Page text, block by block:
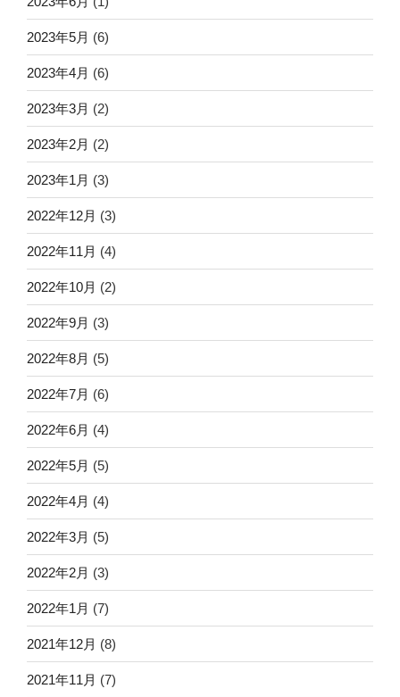
2023年5月 (6)
2023年4月 (6)
2023年3月 (2)
2023年2月 (2)
2023年1月 (3)
2022年12月 (3)
2022年11月 (4)
2022年10月 (2)
2022年9月 (3)
2022年8月 (5)
2022年7月 (6)
2022年6月 (4)
2022年5月 (5)
2022年4月 (4)
2022年3月 (5)
2022年2月 (3)
2022年1月 (7)
2021年12月 (8)
2021年11月 (7)